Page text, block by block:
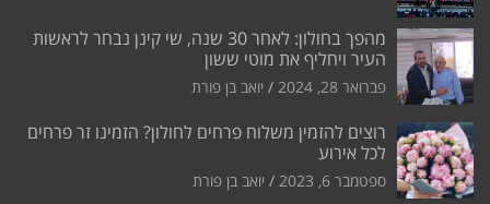
מהפך בחולון: לאחר 30 שנה, שי קינן נבחר לראשות
העיר ויחליף את מוטי ששון
פברואר 28, 2024 יואב בן פורת
רוצים להזמין משלוח פרחים לחולון? הזמינו זר פרחים
לכל אירוע
ספטמבר 6, 2023 יואב בן פורת